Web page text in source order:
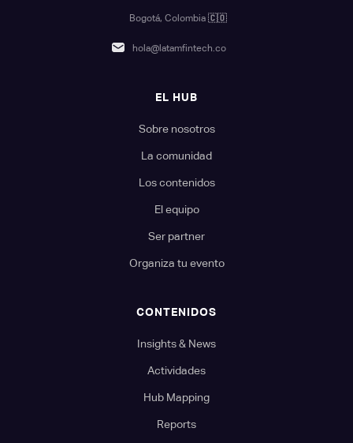
Bogotá, Colombia 🇨🇴
hola@latamfintech.co
EL HUB
Sobre nosotros
La comunidad
Los contenidos
El equipo
Ser partner
Organiza tu evento
CONTENIDOS
Insights & News
Actividades
Hub Mapping
Reports